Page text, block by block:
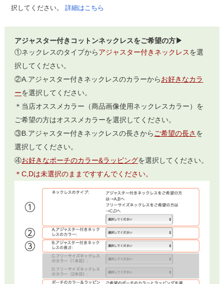
択してください。 詳細はこちら
アジャスター付きコットンネックレスをご希望の方▶
①ネックレスのタイプから アジャスター付きネックレス を選
択してください。
②A.アジャスター付きネックレスのカラーから お好きなカラ
ーを選択してください。
＊当店オススメカラー（商品画像使用ネックレスカラー）を
ご希望の方はオススメカラーを選択してください。
③B.アジャスター付きネックレスの長さから ご希望の長さ を
選択してください。
④お好きなポーチのカラー&ラッピングを選択してください。
＊C,Dは未選択のままですすんでください。